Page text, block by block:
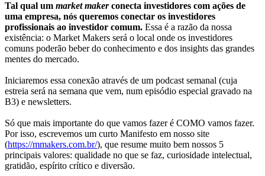
Tal qual um market makerconecta investidores com ações de
uma empresa, nós queremos conectar os investidores
profissionais ao investidor comum. Essa é a razão da nossa
existência: o Market Makers será o local onde os investidores
comuns poderão beber do conhecimento e dos insights das grandes
mentes do mercado.
Iniciaremos essa conexão através de um podcast semanal (cuja
estreia será na semana que vem, num episódio especial gravado na
B3) e newsletters.
Só que mais importante do que vamos fazer é COMO vamos fazer.
Por isso, escrevemos um curto Manifesto em nosso site
(https://mmakers.com.br/), que resume muito bem nossos 5
principais valores: qualidade no que se faz, curiosidade intelectual,
gratidão, espírito crítico e diversão.